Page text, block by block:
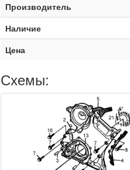
Производитель
Наличие
Цена
Схемы: